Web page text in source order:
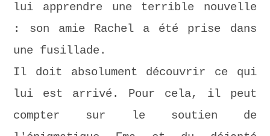
lui apprendre une terrible nouvelle
: son amie Rachel a été prise dans
une fusillade.
Il doit absolument découvrir ce qui
lui est arrivé. Pour cela, il peut
compter sur le soutien de